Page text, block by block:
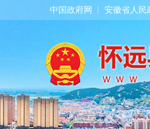
中国政府网 安徽省人民